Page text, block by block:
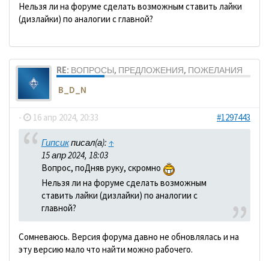
Нельзя ли на форуме сделать возможным ставить лайки
(дизлайки) по аналогии с главной?
RE: ВОПРОСЫ, ПРЕДЛОЖЕНИЯ, ПОЖЕЛАНИЯ
B_D_N
- 16 апр 2024, 20:33 #1297443
Гипсикписал(а): ↑
15 апр 2024, 18:03
Вопрос, поДняв руку, скромно
Нельзя ли на форуме сделать возможным
ставить лайки (дизлайки) по аналогии с
главной?
Сомневаюсь. Версия форума давно не обновлялась и на
эту версию мало что найти можно рабочего.